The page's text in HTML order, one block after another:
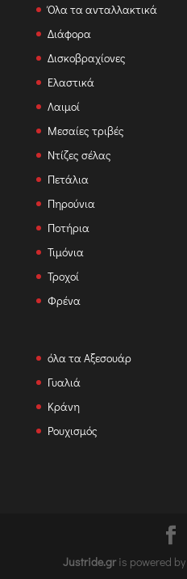
Όλα τα ανταλλακτικά
Διάφορα
Δισκοβραχίονες
Ελαστικά
Λαιμοί
Μεσαίες τριβές
Ντίζες σέλας
Πετάλια
Πηρούνια
Ποτήρια
Τιμόνια
Τροχοί
Φρένα
όλα τα Αξεσουάρ
Γυαλιά
Κράνη
Ρουχισμός
Justride.gris powered by